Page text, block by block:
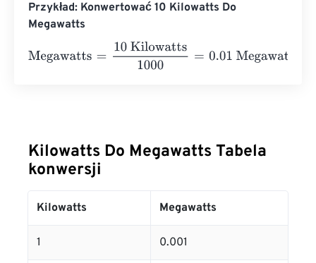
Przykład: Konwertować 10 Kilowatts Do
Megawatts
Megawatts = 10 Kilowatts1000=0.01 Megawatts
Kilowatts Do Megawatts Tabela
konwersji
Kilowatts Megawatts
1 0.001